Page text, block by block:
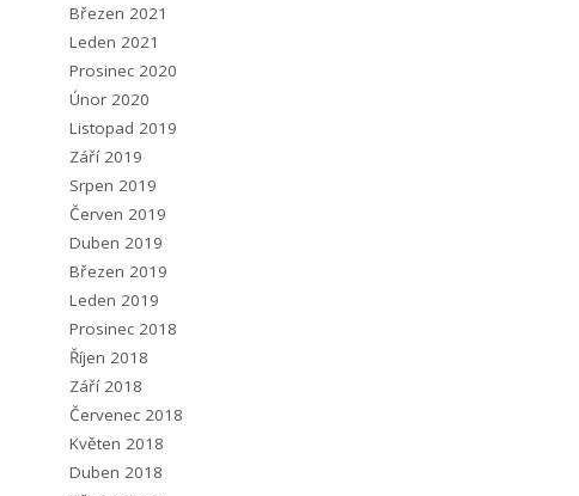
Březen 2021
Leden 2021
Prosinec 2020
Únor 2020
Listopad 2019
Září 2019
Srpen 2019
Červen 2019
Duben 2019
Březen 2019
Leden 2019
Prosinec 2018
Říjen 2018
Září 2018
Červenec 2018
Květen 2018
Duben 2018